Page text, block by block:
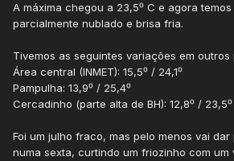
A máxima chegou a 23,5⁰ C e agora temos
parcialmente nublado e brisa fria.
Tivemos as seguintes variações em
Área central (INMET): 15,5⁰ / 24,1⁰
Pampulha: 13,9⁰ / 25,4⁰
Cercadinho (parte alta de BH): 12,8⁰ / 23,5⁰
Foi um julho fraco, mas pelo menos vai
numa sexta, curtindo um friozinho com um